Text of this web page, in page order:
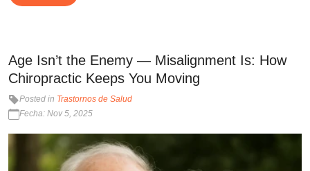
Age Isn’t the Enemy — Misalignment Is: How
Chiropractic Keeps You Moving
Posted in Trastornos de Salud
Fecha: Nov 5, 2025